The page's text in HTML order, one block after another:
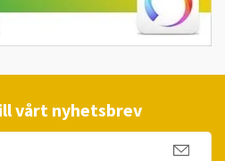
vårt nyhetsbrev